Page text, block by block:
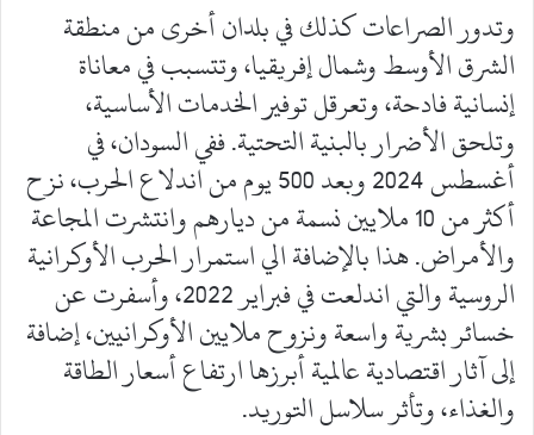
وتدور الصراعات كذلك في بلدان أخرى من منطقة
الشرق الأوسط وشمال إفريقيا، وتتسبب في معاناة
إنسانية فادحة، وتعرقل توفير الخدمات الأساسية،
وتلحق الأضرار بالبنية التحتية. ففي السودان، في
أغسطس 2024 وبعد 500 يوم من اندلاع الحرب، نزح
أكثر من 10 ملايين نسمة من ديارهم وانتشرت المجاعة
والأمراض. هذا بالإضافة الي استمرار الحرب الأوكرانية
الروسية والتي اندلعت في فبراير 2022، وأسفرت عن
خسائر بشرية واسعة ونزوح ملايين الأوكرانيين، إضافة
إلى آثار اقتصادية عالمية أبرزها ارتفاع أسعار الطاقة
والغذاء، وتأثر سلاسل التوريد.